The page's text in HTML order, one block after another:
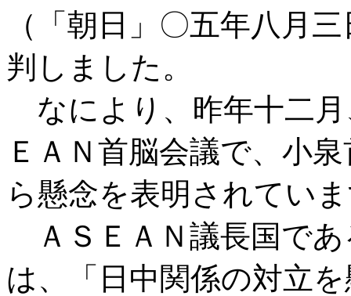
（「朝日」〇五年八月
判しました。
なにより、昨年十二
ＥＡＮ首脳会議で、小
ら懸念を表明されてい
ＡＳＥＡＮ議長国で
は、「日中関係の対立